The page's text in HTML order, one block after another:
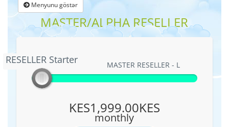
Menyunu göstər
MASTER/ALPHA RESELLER
RESELLER Starter
RESELLER Starter MASTER RESELLER - L
KES1,999.00KES
monthly